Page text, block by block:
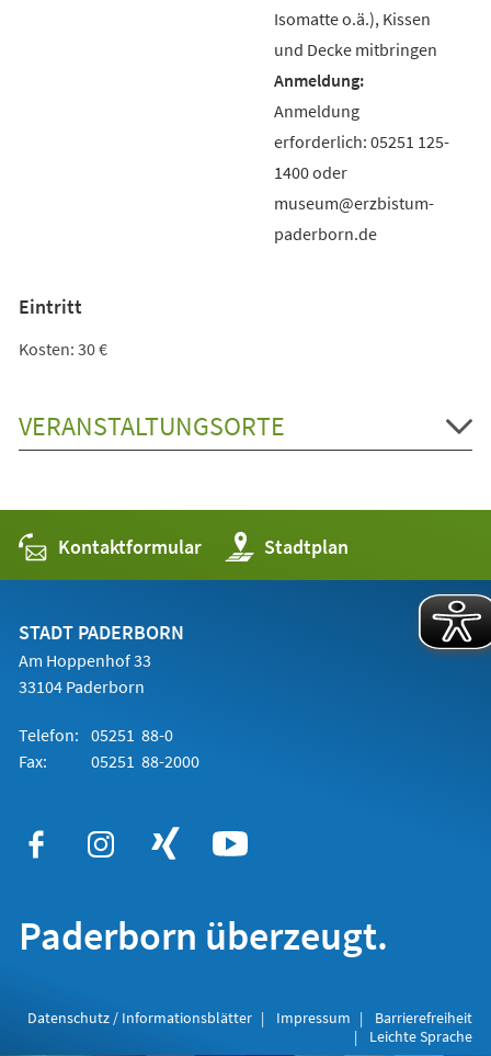
Isomatte o.ä.), Kissen
und Decke mitbringen
Anmeldung
erforderlich: 05251 125-
1400 oder
museum@erzbistum-
paderborn.de
Eintritt
Kosten: 30 €
VERANSTALTUNGSORTE
Kontaktformular Stadtplan
(Öffnet
in
einem
STADT PADERBORN
Am Hoppenhof 33
33104 Paderborn
Telefon: 05251 88-0
Fax:
05251 88-2000
Paderborn überzeugt.
Datenschutz / Informationsblätter Impressum
Barrierefreiheit
Leichte Sprache